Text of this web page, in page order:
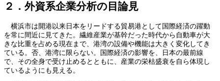
２．外資系企業分析の目論見
横浜市は開港以来日本をリードする貿易港として国際経済の躍動
を常に間近に見てきた。繊維産業が基幹だった時代から自動車が大
きな比重を占める現在まで、港湾の設備や機能は大きく変化してき
ている。否、港湾に限らない。国際経済の影響を、日本の最前線
で、その全身で受け止めるとともに、産業の栄枯盛衰を自ら体現し
ているようにも見える。